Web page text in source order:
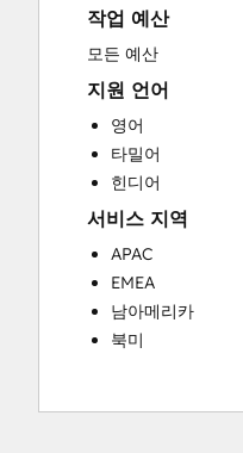
작업 예산
모든 예산
지원 언어
영어
타밀어
힌디어
서비스 지역
APAC
EMEA
남아메리카
북미